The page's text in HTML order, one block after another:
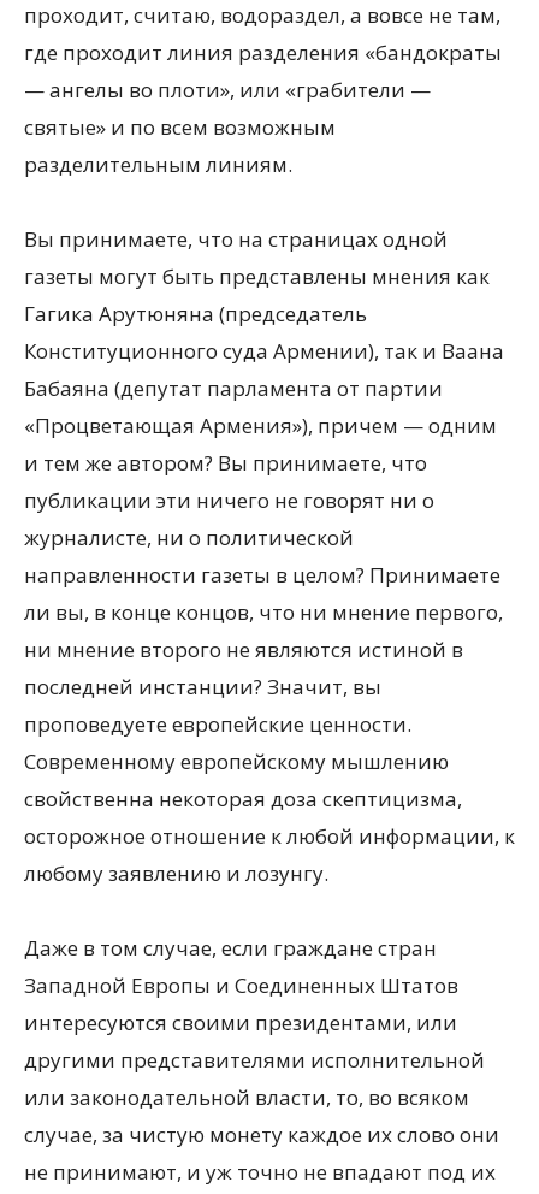
проходит, считаю, водораздел, а вовсе не там,
где проходит линия разделения «бандократы
— ангелы во плоти», или «грабители —
святые» и по всем возможным
разделительным линиям.
Вы принимаете, что на страницах одной
газеты могут быть представлены мнения как
Гагика Арутюняна (председатель
Конституционного суда Армении), так и Ваана
Бабаяна (депутат парламента от партии
«Процветающая Армения»), причем — одним
и тем же автором? Вы принимаете, что
публикации эти ничего не говорят ни о
журналисте, ни о политической
направленности газеты в целом? Принимаете
ли вы, в конце концов, что ни мнение первого,
ни мнение второго не являются истиной в
последней инстанции? Значит, вы
проповедуете европейские ценности.
Современному европейскому мышлению
свойственна некоторая доза скептицизма,
осторожное отношение к любой информации, к
любому заявлению и лозунгу.
Даже в том случае, если граждане стран
Западной Европы и Соединенных Штатов
интересуются своими президентами, или
другими представителями исполнительной
или законодательной власти, то, во всяком
случае, за чистую монету каждое их слово они
не принимают, и уж точно не впадают под их